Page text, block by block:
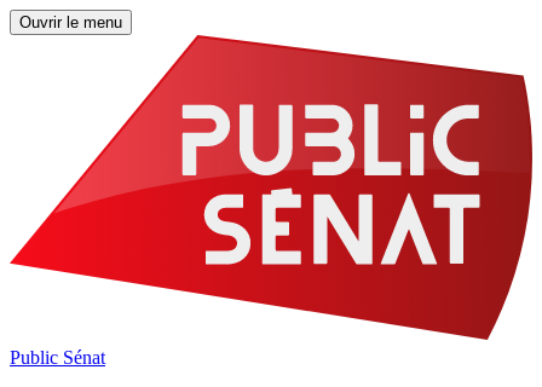
Ouvrir le menu
Public Sénat